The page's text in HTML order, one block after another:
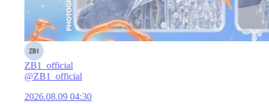
ZB1_official
@ZB1_official
2026.08.09 04:30